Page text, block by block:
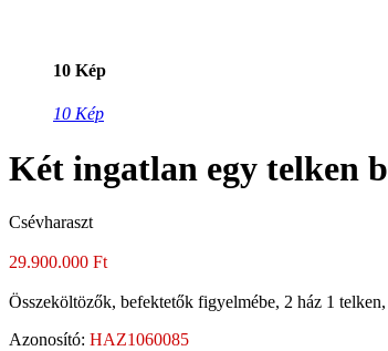
10 Kép
10 Kép
Két ingatlan egy telken
Csévharaszt
29.900.000 Ft
Összeköltözők, befektetők figyelmébe, 2 ház 1
Azonosító: HAZ1060085